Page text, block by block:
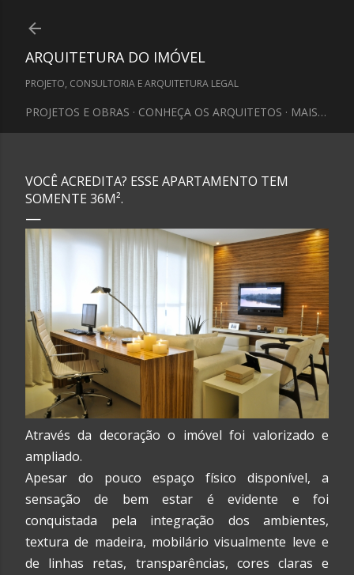
ARQUITETURA DO IMÓVEL
PROJETO, CONSULTORIA E ARQUITETURA LEGAL
PROJETOS E OBRAS CONHEÇA OS ARQUITETOS MAIS…
VOCÊ ACREDITA? ESSE APARTAMENTO TEM
SOMENTE 36M².
Através da decoração o imóvel foi valorizado e
ampliado.
Apesar do pouco espaço físico disponível, a
sensação de bem estar é evidente e foi
conquistada pela integração dos ambientes,
textura de madeira, mobilário visualmente leve e
de linhas retas, transparências, cores claras e